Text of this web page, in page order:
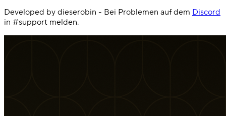
Developed by dieserobin - Bei Problemen auf dem Discord
in #support melden.